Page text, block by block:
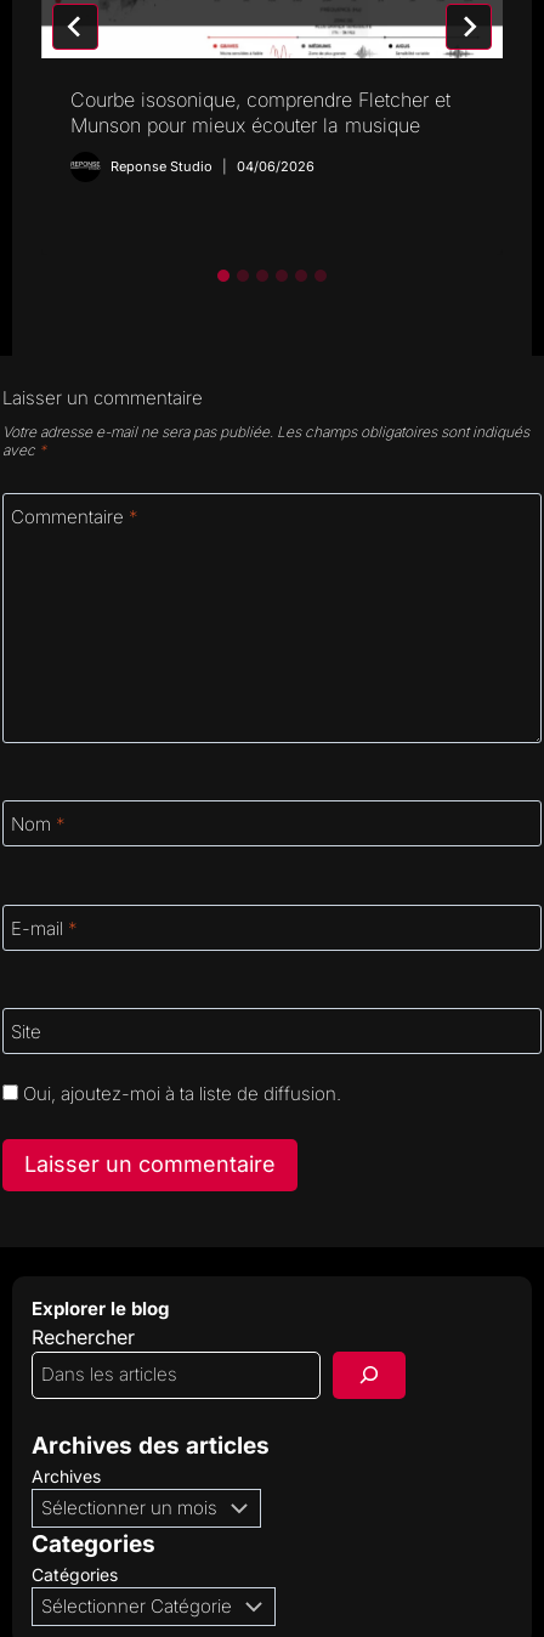
Courbe isosonique, comprendre Fletcher et
Munson pour mieux écouter la musique
Reponse Studio 04/06/2026
Laisser un commentaire
Votre adresse e-mail ne sera pas publiée. Les champs obligatoires sont indiqués
avec *
Commentaire *
Nom *
E-mail *
Site
Oui, ajoutez-moi à ta liste de diffusion.
Explorer le blog
Rechercher
Archives des articles
Archives
Categories
Catégories